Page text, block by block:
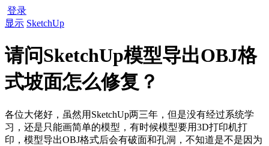
登录
显示 SketchUp
请问SketchUp模型导出OBJ格
式坡面怎么修复？
各位大佬好，虽然用SketchUp两三年，但是没有经过系统学
习，还是只能画简单的模型，有时候模型要用3D打印机打
印，模型导出OBJ格式后会有破面和孔洞，不知道是不是因为